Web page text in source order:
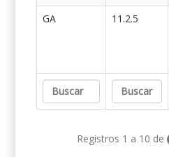
GA
11.2.5
Registros 1 a 10 de